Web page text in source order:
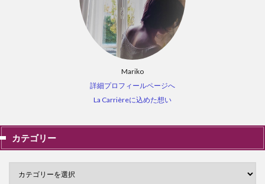
Mariko
詳細プロフィールページへ
La Carrièreに込めた想い
カテゴリー